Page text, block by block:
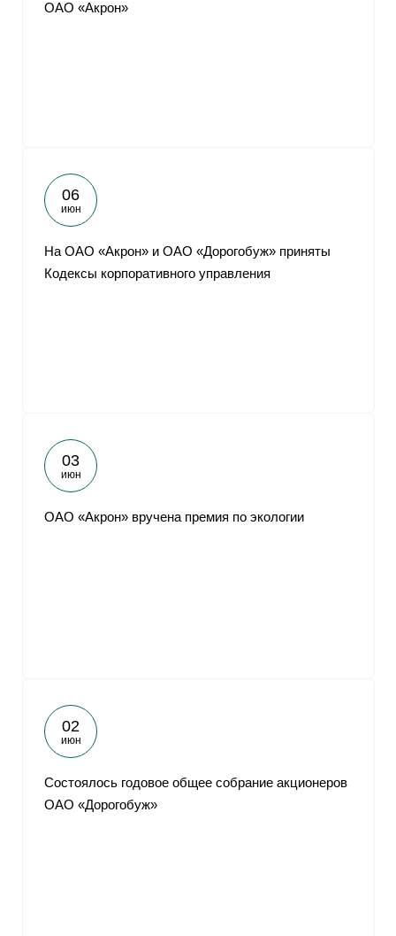
ОАО «Акрон»
06
июн
На ОАО «Акрон» и ОАО «Дорогобуж» приняты
Кодексы корпоративного управления
03
июн
ОАО «Акрон» вручена премия по экологии
02
июн
Состоялось годовое общее собрание акционеров
ОАО «Дорогобуж»